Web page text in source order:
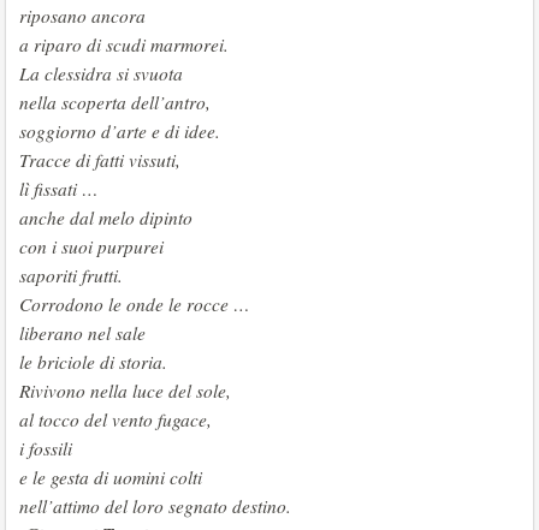
riposano ancora
a riparo di scudi marmorei.
La clessidra si svuota
nella scoperta dell’antro,
soggiorno d’arte e di idee.
Tracce di fatti vissuti,
lì fissati …
anche dal melo dipinto
con i suoi purpurei
saporiti frutti.
Corrodono le onde le rocce …
liberano nel sale
le briciole di storia.
Rivivono nella luce del sole,
al tocco del vento fugace,
i fossili
e le gesta di uomini colti
nell’attimo del loro segnato destino.